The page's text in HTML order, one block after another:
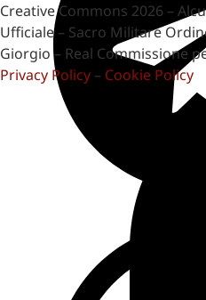
Creative Commons 2026 –
Ufficiale – Sacro Militare
Giorgio – Real Commissione
Privacy Policy – Cookie Policy